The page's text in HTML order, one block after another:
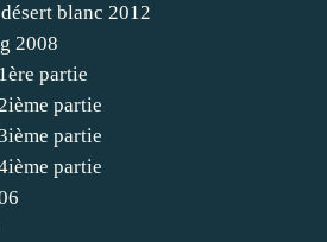
blanc 2012
2008
partie
partie
partie
partie